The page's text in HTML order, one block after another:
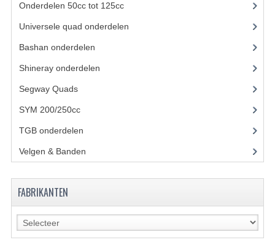
Onderdelen 50cc tot 125cc(49)
Universele quad onderdelen
Bashan onderdelen
Shineray onderdelen
Segway Quads(6)
SYM 200/250cc(15)
TGB onderdelen
Velgen & Banden
FABRIKANTEN